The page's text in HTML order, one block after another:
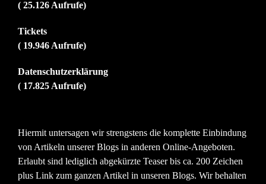
( 25.126 Aufrufe)
Tickets
( 19.946 Aufrufe)
Datenschutzerklärung
( 17.825 Aufrufe)
Hiermit untersagen wir strengstens die komplette Einbindung
von Artikeln unserer Blogs in anderen Online-Angeboten.
Erlaubt sind lediglich abgekürzte Teaser bis ca. 200 Zeichen
plus Link zum ganzen Artikel in unseren Blogs. Wir behalten